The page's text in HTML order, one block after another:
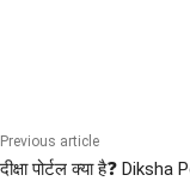
Previous article
दीक्षा पोर्टल क्या है❓ Diksha